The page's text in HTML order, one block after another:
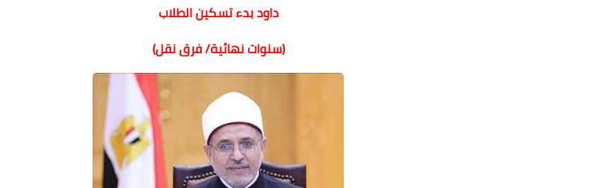
داود بدء تسكين الطلاب
(سنوات نهائية/ فرق نقل)